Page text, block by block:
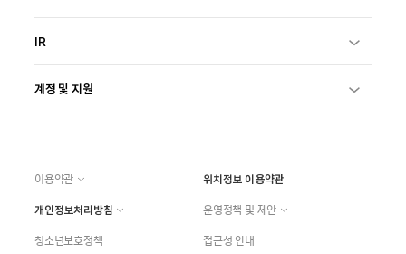
IR
계정 및 지원
이용약관
위치정보 이용약관
개인정보처리방침
운영정책 및 제안
청소년보호정책
접근성 안내